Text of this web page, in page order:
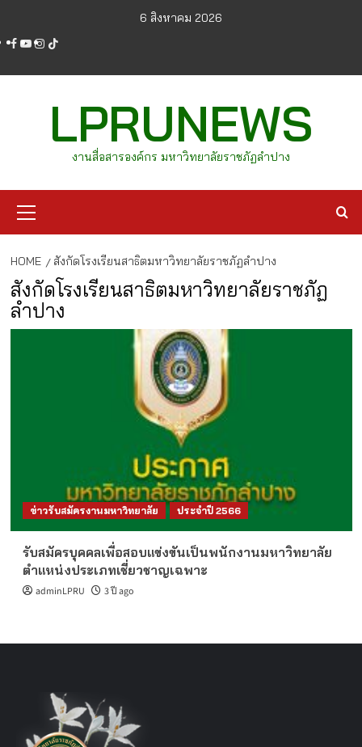
content
6 สิงหาคม 2026
facebook
youtube
instagram
tiktok
LPRUNEWS
งานสื่อสารองค์กร มหาวิทยาลัยราชภัฏลำปาง
Menu
HOME สังกัดโรงเรียนสาธิตมหาวิทยาลัยราชภัฏลำปาง
สังกัดโรงเรียนสาธิตมหาวิทยาลัยราชภัฏ
ลำปาง
ข่าวรับสมัครงานมหาวิทยาลัย ประจำปี 2566
รับสมัครบุคคลเพื่อสอบแข่งขันเป็นพนักงานมหาวิทยาลัย
ตำแหน่งประเภทเชี่ยวชาญเฉพาะ
adminLPRU 3 ปี ago